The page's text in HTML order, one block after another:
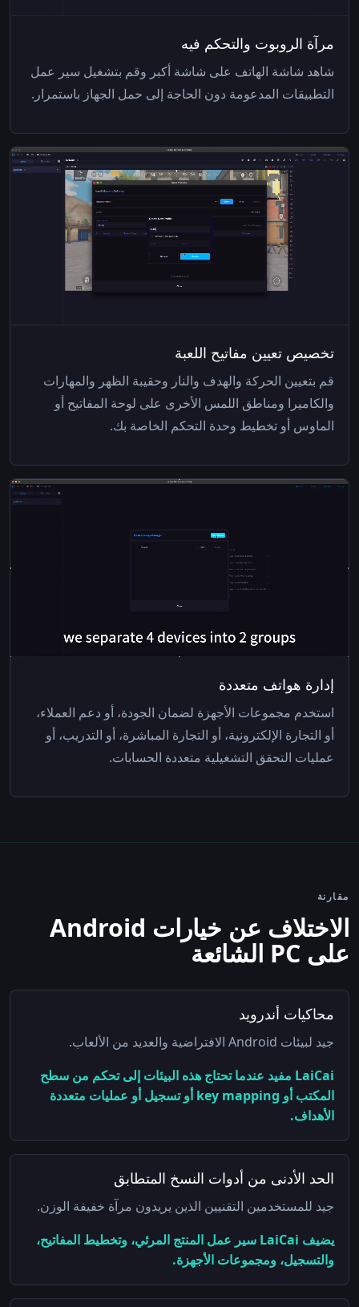
مرآة الروبوت والتحكم فيه
شاهد شاشة الهاتف على شاشة أكبر وقم بتشغيل سير عمل
التطبيقات المدعومة دون الحاجة إلى حمل الجهاز باستمرار.
تخصيص تعيين مفاتيح اللعبة
قم بتعيين الحركة والهدف والنار وحقيبة الظهر والمهارات
والكاميرا ومناطق اللمس الأخرى على لوحة المفاتيح أو
الماوس أو تخطيط وحدة التحكم الخاصة بك.
إدارة هواتف متعددة
استخدم مجموعات الأجهزة لضمان الجودة، أو دعم العملاء،
أو التجارة الإلكترونية، أو التجارة المباشرة، أو التدريب، أو
عمليات التحقق التشغيلية متعددة الحسابات.
مقارنة
الاختلاف عن خيارات Android
على PC الشائعة
محاكيات أندرويد
جيد لبيئات Android الافتراضية والعديد من الألعاب.
LaiCai مفيد عندما تحتاج هذه البيئات إلى تحكم من سطح
المكتب أو key mapping أو تسجيل أو عمليات متعددة
الأهداف.
الحد الأدنى من أدوات النسخ المتطابق
جيد للمستخدمين التقنيين الذين يريدون مرآة خفيفة الوزن.
يضيف LaiCai سير عمل المنتج المرئي، وتخطيط المفاتيح،
والتسجيل، ومجموعات الأجهزة.